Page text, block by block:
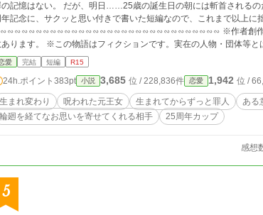
の記憶はない。 だが、明日……25歳の誕生日の朝には斬首される
記念に、サクッと思い付きで書いた短編なので、これまで以上に
※作者創作の世界観です。史実等とは合致しない部分、異なる部分が多
あります。 ※この物語はフィクションです。実在の人物・団体等
が出てきますが、御容赦ください。 ※リアル都合等により不定
しに更新停滞する事もあります。 ※まだまだ至らなかったり稚
合主義がそこかしに顔出しします。設定が掌ドリルにならないよ
※誤字脱字等々、標準てんこ盛り搭載となっている作者です。
ださい。
愛 完結 短編 R15
24h.ポイント 383pt 小説 3,685 位 / 228,836件 恋愛 1,942 位 /
生まれ変わり 呪われた元王女 生まれてからずっと罪人
ある
輪廻を経てなお思いを寄せてくれる相手
25周年カップ
感想
5